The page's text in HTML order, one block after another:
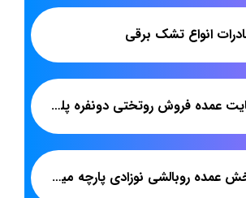
انواع تشک برقی
سایت عمده فروش روتختی دونفره پلی استر در تهران
پخش عمده روبالشی نوزادی پارچه میکرو